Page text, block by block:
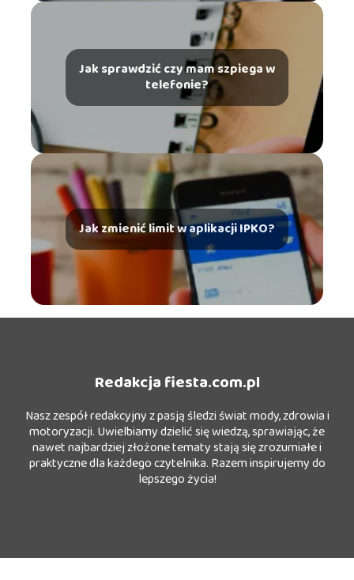
Jak sprawdzić czy mam szpiega w
telefonie?
Jak zmienić limit w aplikacji IPKO?
Redakcja fiesta.com.pl
Nasz zespół redakcyjny z pasją śledzi świat mody, zdrowia i
motoryzacji. Uwielbiamy dzielić się wiedzą, sprawiając, że
nawet najbardziej złożone tematy stają się zrozumiałe i
praktyczne dla każdego czytelnika. Razem inspirujemy do
lepszego życia!